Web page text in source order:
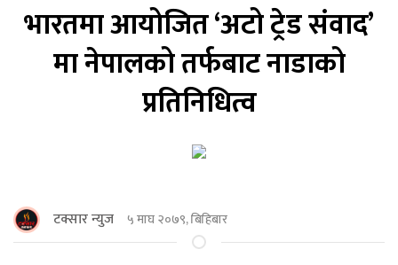
भारतमा आयोजित ‘अटो ट्रेड संवाद’
मा नेपालको तर्फबाट नाडाको
प्रतिनिधित्व
टक्सार न्युज ५ माघ २०७९, बिहिबार